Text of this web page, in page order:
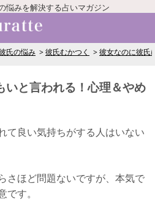
悩みを解決する占いマガジン
氏の悩み 彼氏むかつく 彼女なのに彼氏
いと言われる！心理＆やめ
て良い気持ちがする人はいない
さほど問題ないですが、本気で
す。